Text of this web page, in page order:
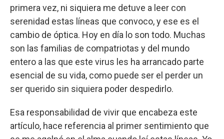
primera vez, ni siquiera me detuve a leer con
serenidad estas líneas que convoco, y ese es el
cambio de óptica. Hoy en día lo son todo. Muchas
son las familias de compatriotas y del mundo
entero a las que este virus les ha arrancado parte
esencial de su vida, como puede ser el perder un
ser querido sin siquiera poder despedirlo.
Esa responsabilidad de vivir que encabeza este
artículo, hace referencia al primer sentimiento que